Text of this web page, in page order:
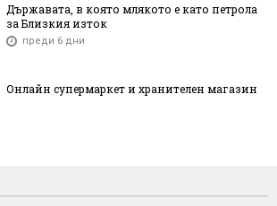
Държавата, в която млякото е като петрола
за Близкия изток
преди 6 дни
Онлайн супермаркет и хранителен магазин